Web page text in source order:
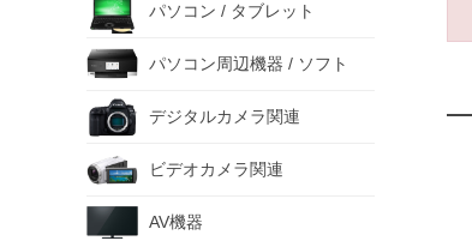
パソコン / タブレット
パソコン周辺機器 / ソフト
デジタルカメラ関連
ビデオカメラ関連
AV機器